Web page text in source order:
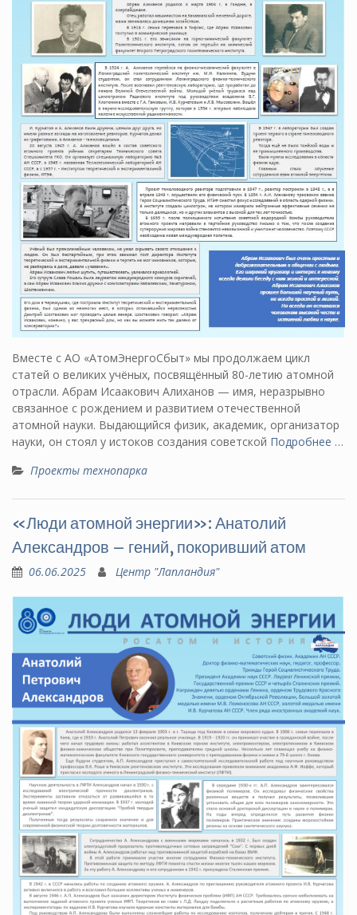
Вместе с АО «АтомЭнергоСбыт» мы продолжаем цикл
статей о великих учёных, посвящённый 80-летию атомной
отрасли. Абрам Исаакович Алиханов — имя, неразрывно
связанное с рождением и развитием отечественной
атомной науки. Выдающийся физик, академик, организатор
науки, он стоял у истоков создания советской Подробнее …
Проекты технопарка
«Люди атомной энергии»: Анатолий
Александров – гений, покоривший атом
06.06.2025 Центр "Лапландия"